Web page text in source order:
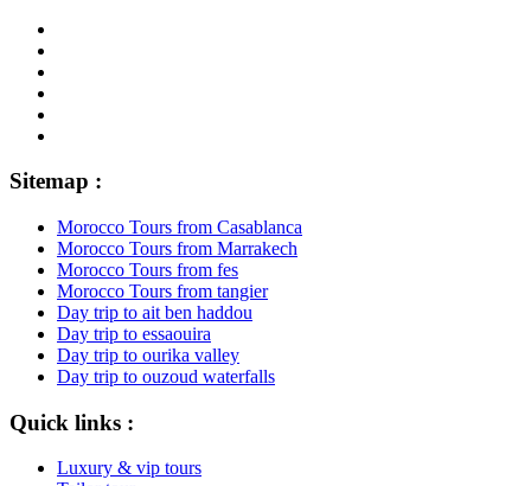
Sitemap :
Morocco Tours from Casablanca
Morocco Tours from Marrakech
Morocco Tours from fes
Morocco Tours from tangier
Day trip to ait ben haddou
Day trip to essaouira
Day trip to ourika valley
Day trip to ouzoud waterfalls
Quick links :
Luxury & vip tours